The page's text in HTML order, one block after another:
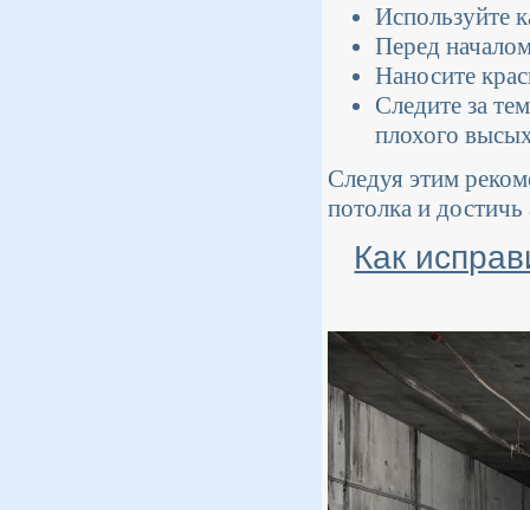
Используйте
Перед
Наносите
Следите за
плохого
Следуя этим
потолка и
Как